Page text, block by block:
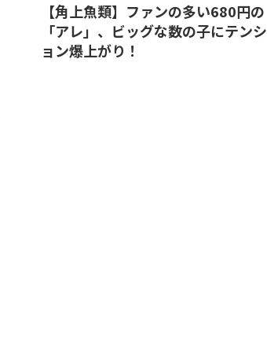
【角上魚類】ファンの多い680円の
「アレ」、ビッグな数の子にテンシ
ョン爆上がり！